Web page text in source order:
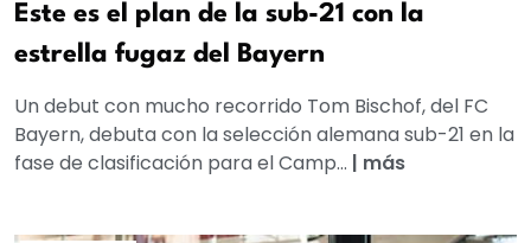
Este es el plan de la sub-21 con la
estrella fugaz del Bayern
Un debut con mucho recorrido Tom Bischof, del FC
Bayern, debuta con la selección alemana sub-21 en la
fase de clasificación para el Camp... | más